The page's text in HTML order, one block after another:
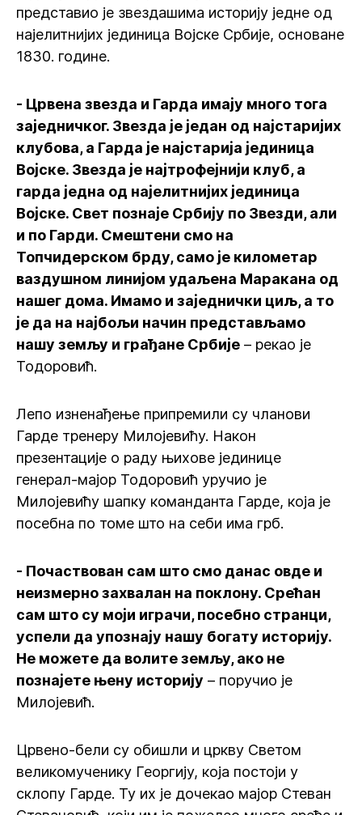
представио је звездашима историју једне од
најелитнијих јединица Војске Србије, основане
1830. године.
- Црвена звезда и Гарда имају много тога
заједничког. Звезда је један од најстаријих
клубова, а Гарда је најстарија јединица
Војске. Звезда је најтрофејнији клуб, а
гарда једна од најелитнијих јединица
Војске. Свет познаје Србију по Звезди, али
и по Гарди. Смештени смо на
Топчидерском брду, само је километар
ваздушном линијом удаљена Маракана од
нашег дома. Имамо и заједнички циљ, а то
је да на најбољи начин представљамо
нашу земљу и грађане Србије – рекао је
Тодоровић.
Лепо изненађење припремили су чланови
Гарде тренеру Милојевићу. Након
презентације о раду њихове јединице
генерал-мајор Тодоровић уручио је
Милојевићу шапку команданта Гарде, која је
посебна по томе што на себи има грб.
- Почаствован сам што смо данас овде и
неизмерно захвалан на поклону. Срећан
сам што су моји играчи, посебно странци,
успели да упознају нашу богату историју.
Не можете да волите земљу, ако не
познајете њену историју – поручио је
Милојевић.
Црвено-бели су обишли и цркву Светом
великомученику Георгију, која постоји у
склопу Гарде. Ту их је дочекао мајор Стеван